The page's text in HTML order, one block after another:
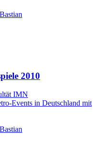
2010
IMN
Events in Deutschland mit